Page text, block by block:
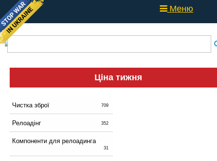
Меню
Ціна тижня
Чистка зброї 709
Релоадінг 352
Компоненти для релоадинга
31